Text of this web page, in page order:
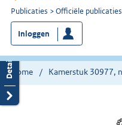
U
bent
nu
hier:
Publicaties Officiële publicaties
Inloggen
Home Kamerstuk 30977,